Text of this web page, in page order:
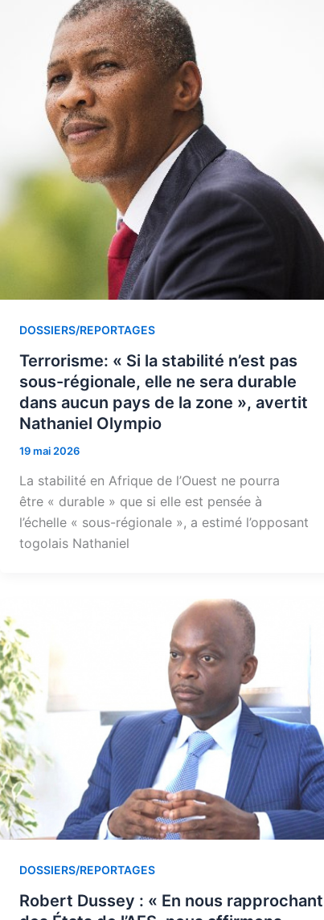
DOSSIERS/REPORTAGES
Terrorisme: « Si la stabilité n’est pas
sous-régionale, elle ne sera durable
dans aucun pays de la zone », avertit
Nathaniel Olympio
19 mai 2026
La stabilité en Afrique de l’Ouest ne pourra
être « durable » que si elle est pensée à
l’échelle « sous-régionale », a estimé l’opposant
togolais Nathaniel
DOSSIERS/REPORTAGES
Robert Dussey : « En nous rapprochant